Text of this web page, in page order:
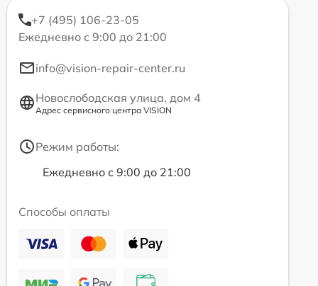
+7 (495) 106-23-05
Ежедневно с 9:00 до 21:00
info@vision-repair-center.ru
Новослободская улица, дом 4
Адрес сервисного центра VISION
Режим работы:
Ежедневно с 9:00 до 21:00
Способы оплаты